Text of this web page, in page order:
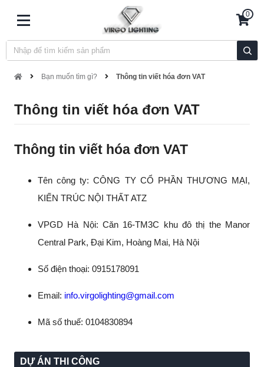
0
Bạn muốn tìm gì? Thông tin viết hóa đơn VAT
DỰ ÁN THI CÔNG
Thông tin viết hóa đơn VAT
Thông tin viết hóa đơn VAT
Tên công ty: CÔNG TY CỔ PHẦN THƯƠNG MẠI,
KIẾN TRÚC NỘI THẤT ATZ
VPGD Hà Nội: Căn 16-TM3C khu đô thị the Manor
Central Park, Đại Kim, Hoàng Mai, Hà Nội
Số điện thoại: 0915178091
Email: info.virgolighting@gmail.com
Mã số thuế: 0104830894